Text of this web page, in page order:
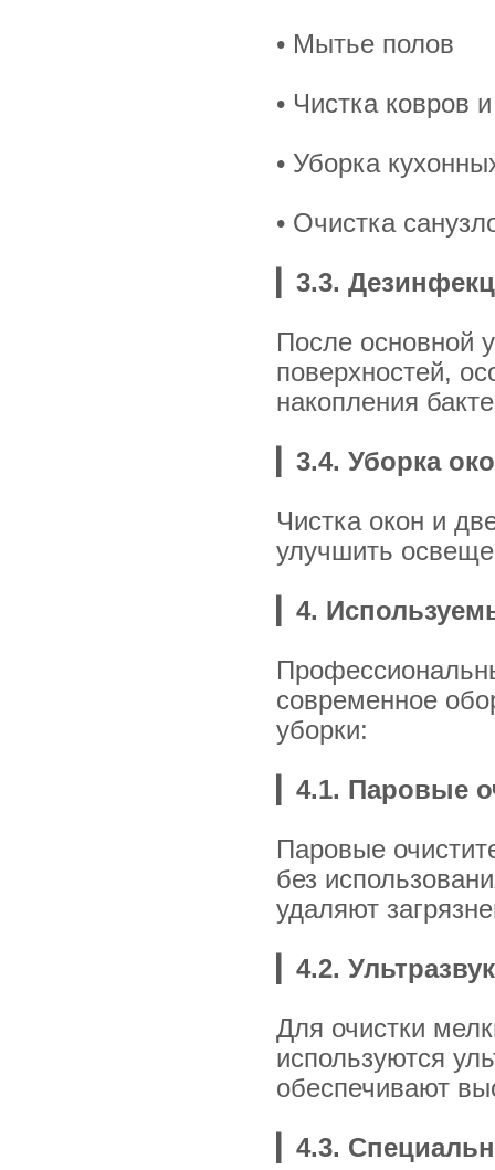
• Мытье полов
• Чистка ковров
• Уборка
• Очистка
3.3.
После основной
поверхностей,
накопления
3.4. Уборка
Чистка окон и
улучшить
4.
современное
уборки:
4.1. Паровые
Паровые
без
удаляют
4.2.
Для очистки
используются
обеспечивают
4.3.